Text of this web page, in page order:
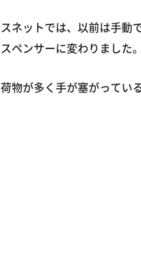
ネットでは、以前は手動
ペンサーに変わりました。
物が多く手が塞がってい